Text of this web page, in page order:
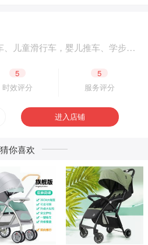
、儿童滑行车，婴儿推车、学步
婴用品、婴童用品，电子玩具、
施、广场游乐，成人脚踏车、成
，生产原材料、包装原材料，产
包装，生产设备、五金工具，采
5
时效评分
5
服务评分
进入店铺
猜你喜欢